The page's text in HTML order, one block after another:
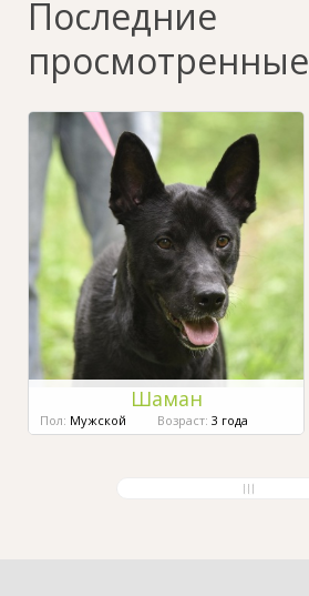
Последние
просмотренные
Шаман
Пол: Мужской Возраст: 3 года